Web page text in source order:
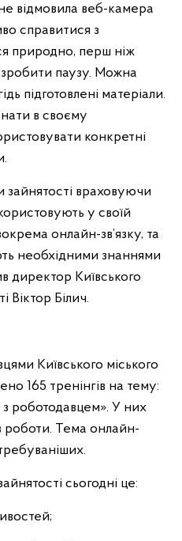
відмовила веб-камера
справитися з
природно, перш ніж
зробити паузу. Можна
підготовлені матеріали.
в своєму
конкретні
зайнятості враховуючи
у своїй
онлайн-зв’язку, та
необхідними знаннями
директор Київського
Віктор Білич.
Київського міського
165 тренінгів на тему:
з роботодавцем». У них
роботи. Тема онлайн-
сьогодні це: